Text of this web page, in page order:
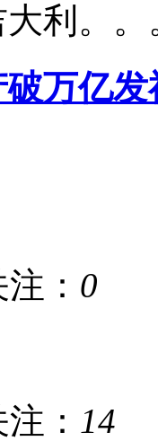
利。。
万亿
： 0
： 14